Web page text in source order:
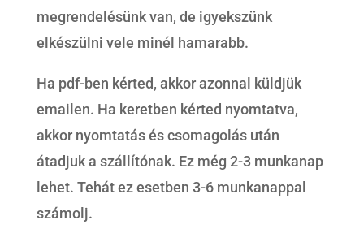
megrendelésünk van, de igyekszünk
elkészülni vele minél hamarabb.
Ha pdf-ben kérted, akkor azonnal küldjük
emailen. Ha keretben kérted nyomtatva,
akkor nyomtatás és csomagolás után
átadjuk a szállítónak. Ez még 2-3 munkanap
lehet. Tehát ez esetben 3-6 munkanappal
számolj.